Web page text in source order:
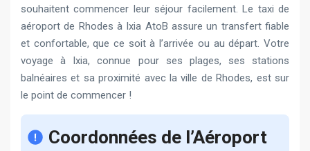
souhaitent commencer leur séjour facilement. Le taxi de
aéroport de Rhodes à Ixia AtoB assure un transfert fiable
et confortable, que ce soit à l’arrivée ou au départ. Votre
voyage à Ixia, connue pour ses plages, ses stations
balnéaires et sa proximité avec la ville de Rhodes, est sur
le point de commencer !
Coordonnées de l’Aéroport